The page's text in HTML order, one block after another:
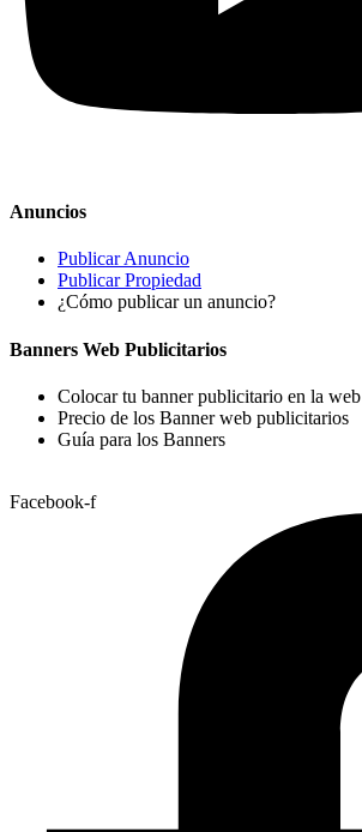
Anuncios
Publicar Anuncio
Publicar Propiedad
¿Cómo publicar un anuncio?
Banners Web Publicitarios
Colocar tu banner publicitario en la web
Precio de los Banner web publicitarios
Guía para los Banners
Facebook-f